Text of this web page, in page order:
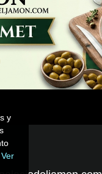
y
Ver
y
Ver